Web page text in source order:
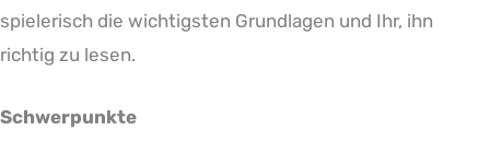
spielerisch die wichtigsten Grundlagen und Ihr, ihn
richtig zu lesen.
Schwerpunkte